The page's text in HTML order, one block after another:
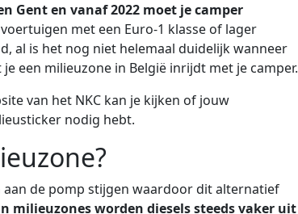
Gent en vanaf 2022 moet je camper
met een Euro-1 klasse of lager
al is het nog niet helemaal duidelijk wanneer
een milieuzone in België inrijdt met je camper.
van het NKC kan je kijken of jouw
nodig hebt.
de pomp stijgen waardoor dit alternatief
milieuzones worden diesels steeds vaker uit